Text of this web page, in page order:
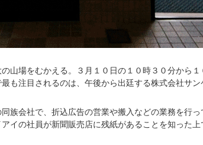
山場をむかえる。３月１０日の１０時３０分から
も注目されるのは、午後から出廷する株式会社サン
族会社で、折込広告の営業や搬入などの業務を行
イの社員が新聞販売店に残紙があることを知った